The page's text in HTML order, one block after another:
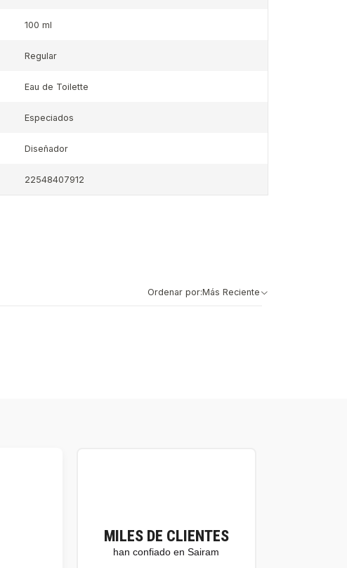
100 ml
Regular
Eau de Toilette
Especiados
Diseñador
22548407912
Ordenar por:Más Reciente
MILES DE CLIENTES
han confiado en Sairam